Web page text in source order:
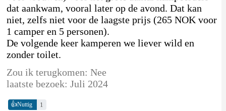
dat aankwam, vooral later op de avond. Dat kan
niet, zelfs niet voor de laagste prijs (265 NOK voor
1 camper en 5 personen).
De volgende keer kamperen we liever wild en
zonder toilet.
Zou ik terugkomen: Nee
laatste bezoek: Juli 2024
👍Nuttig 1